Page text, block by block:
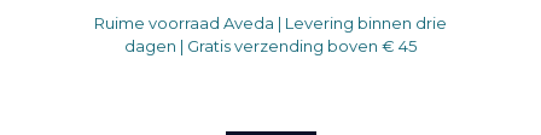
Ruime voorraad Aveda | Levering binnen drie
dagen | Gratis verzending boven € 45